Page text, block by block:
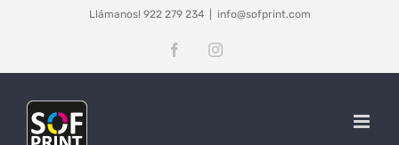
Llámanos! 922 279 234 info@sofprint.com
FacebookInstagram